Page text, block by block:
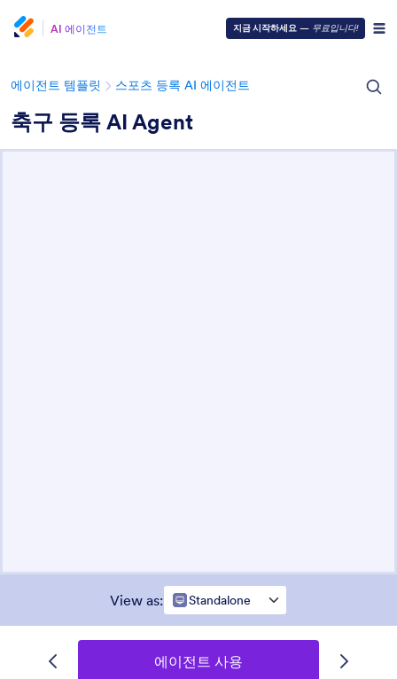
AI 에이전트 지금 시작하세요 — 무료입니다!
에이전트 템플릿 스포츠 등록 AI 에이전트
축구 등록 AI Agent
View as: Standalone
에이전트 사용